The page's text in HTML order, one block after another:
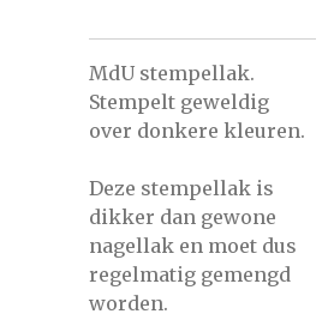
MdU stempellak.
Stempelt geweldig
over donkere kleuren.
Deze stempellak is
dikker dan gewone
nagellak en moet dus
regelmatig gemengd
worden.